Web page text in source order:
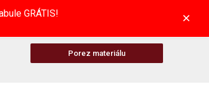
×
GRÁTIS!
Porez materiálu